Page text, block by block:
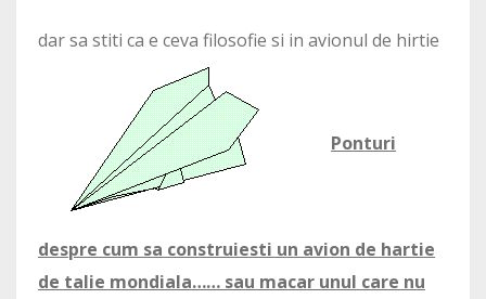
dar sa stiti ca e ceva filosofie si in avionul de hirtie
Ponturi
despre cum sa construiesti un avion de hartie
de talie mondiala…… sau macar unul care nu